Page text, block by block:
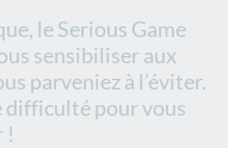
le Serious Game
sensibiliser aux
parveniez à l’éviter.
difficulté pour vous
!